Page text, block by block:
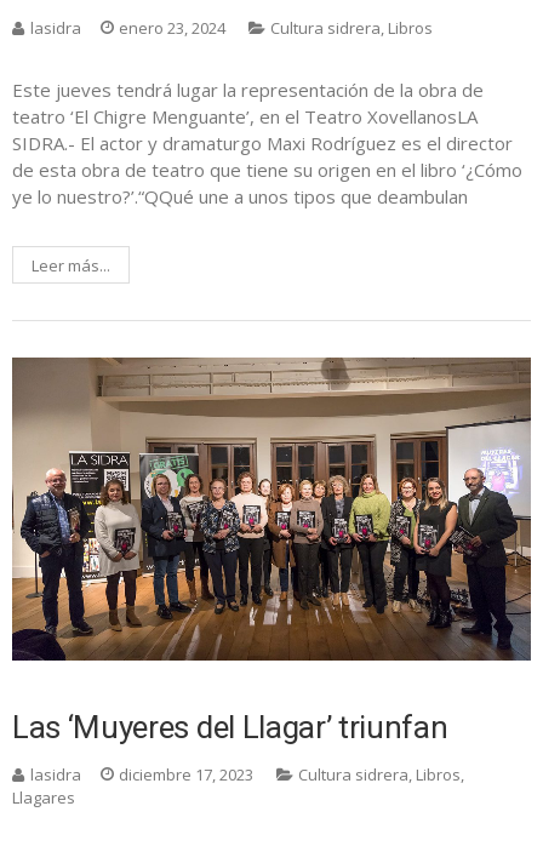
lasidra enero 23, 2024 Cultura sidrera, Libros
Este jueves tendrá lugar la representación de la obra de
teatro ‘El Chigre Menguante’, en el Teatro XovellanosLA
SIDRA.- El actor y dramaturgo Maxi Rodríguez es el director
de esta obra de teatro que tiene su origen en el libro ‘¿Cómo
ye lo nuestro?’.“QQué une a unos tipos que deambulan
Leer más...
Las ‘Muyeres del Llagar’ triunfan
lasidra diciembre 17, 2023 Cultura sidrera, Libros,
Llagares